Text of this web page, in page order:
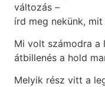
változás –
írd meg nekünk,
Mi volt számodra a
átbillenés a hold
Melyik rész vitt a